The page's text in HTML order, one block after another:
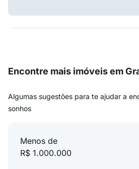
Encontre mais imóveis em
Algumas sugestões para te ajudar a
sonhos
Menos de
R$ 1.000.000